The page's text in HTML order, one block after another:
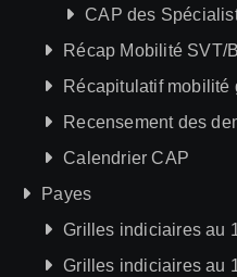
CAP des
Récap Mobilité SVT/
Récapitulatif mobilité
Recensement des
Calendrier CAP
Payes
Grilles indiciaires au
Grilles indiciaires au